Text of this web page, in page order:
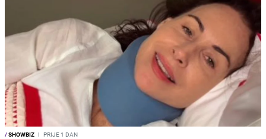
/SHOWBIZ I PRIJE 1 DAN